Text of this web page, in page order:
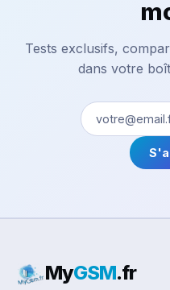
Tests exclusifs,
dans votre
MyGSM.fr